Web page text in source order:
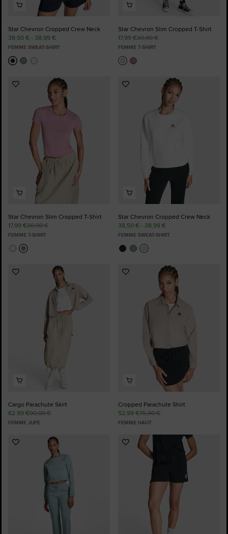
Star Chevron Cropped Crew Neck
38,50 € - 38,99 €
FEMME SWEAT-SHIRT
Star Chevron Slim Cropped T-Shirt
17,99 €30,00 €
FEMME T-SHIRT
Ajouter
Star Chevron Slim Cropped T-Shirt
17,99 €30,00 €
FEMME T-SHIRT
Ajouter
Star Chevron Cropped Crew Neck
38,50 € - 38,99 €
FEMME SWEAT-SHIRT
Ajouter
Cargo Parachute Skirt
62,99 €90,00 €
FEMME JUPE
Ajouter
Cropped Parachute Shirt
52,99 €75,00 €
FEMME HAUT
Ajouter
Ajouter